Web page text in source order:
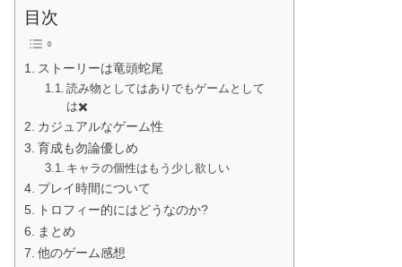
目次
ストーリーは竜頭蛇尾
読み物としてはありでもゲームとして
は✖️
カジュアルなゲーム性
育成も勿論優しめ
キャラの個性はもう少し欲しい
プレイ時間について
トロフィー的にはどうなのか?
まとめ
他のゲーム感想